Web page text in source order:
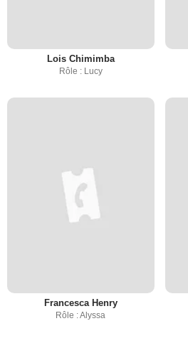
Lois Chimimba
Rôle : Lucy
Francesca Henry
Rôle : Alyssa